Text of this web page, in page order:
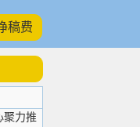
稿费
聚力推